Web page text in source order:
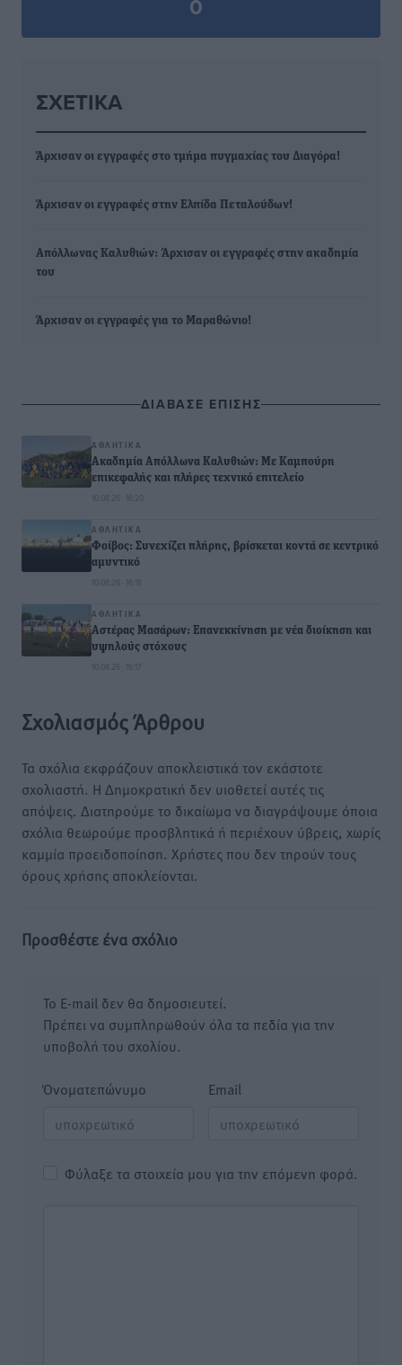
0
ΣΧΕΤΙΚΆ
Άρχισαν οι εγγραφές στο τμήμα πυγμαχίας του Διαγόρα!
Άρχισαν οι εγγραφές στην Ελπίδα Πεταλούδων!
Απόλλωνας Καλυθιών: Άρχισαν οι εγγραφές στην ακαδημία
του
Άρχισαν οι εγγραφές για το Μαραθώνιο!
ΔΙΑΒΑΣΕ ΕΠΙΣΗΣ
ΑΘΛΗΤΙΚΆ
Ακαδημία Απόλλωνα Καλυθιών: Με Καμπούρη
επικεφαλής και πλήρες τεχνικό επιτελείο
10.08.26 · 16:20
ΑΘΛΗΤΙΚΆ
Φοίβος: Συνεχίζει πλήρης, βρίσκεται κοντά σε κεντρικό
αμυντικό
10.08.26 · 16:18
ΑΘΛΗΤΙΚΆ
Αστέρας Μασάρων: Επανεκκίνηση με νέα διοίκηση και
υψηλούς στόχους
10.08.26 · 16:17
Σχολιασμός Άρθρου
Τα σχόλια εκφράζουν αποκλειστικά τον εκάστοτε
σχολιαστή. Η Δημοκρατική δεν υιοθετεί αυτές τις
απόψεις. Διατηρούμε το δικαίωμα να διαγράψουμε όποια
σχόλια θεωρούμε προσβλητικά ή περιέχουν ύβρεις, χωρίς
καμμία προειδοποίηση. Χρήστες που δεν τηρούν τους
όρους χρήσης αποκλείονται.
Προσθέστε ένα σχόλιο
Το E-mail δεν θα δημοσιευτεί.
Πρέπει να συμπληρωθούν όλα τα πεδία για την
υποβολή του σχολίου.
Όνοματεπώνυμο Email
Φύλαξε τα στοιχεία μου για την επόμενη φορά.